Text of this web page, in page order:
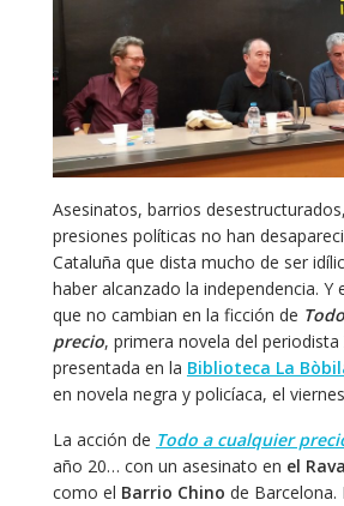
Asesinatos, barrios
presiones políticas no han
Cataluña que dista mucho de ser
haber alcanzado la independencia. Y
que no cambian en la ficción de
precio, primera novela del periodista
presentada en la Biblioteca La
en novela negra y policíaca, el
La acción de Todo a cualquier
año 20… con un asesinato en el
como el Barrio Chino de Barcelona.